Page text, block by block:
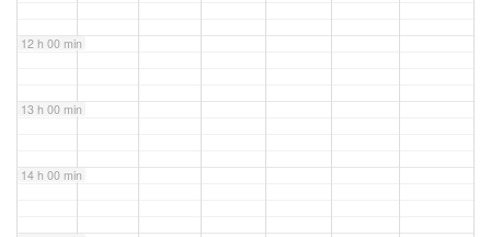
12 h 00 min
13 h 00 min
14 h 00 min